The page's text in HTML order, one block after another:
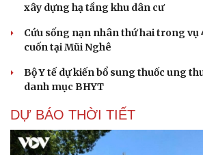
xây dựng hạ tầng khu dân cư
Cứu sống nạn nhân thứ hai trong vụ
cuốn tại Mũi Nghê
Bộ Y tế dự kiến bổ sung thuốc ung
danh mục BHYT
DỰ BÁO THỜI TIẾT